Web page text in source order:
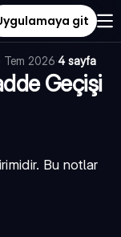
git
Tem 2026·4 sayfa
Geçişi
Bu notlar